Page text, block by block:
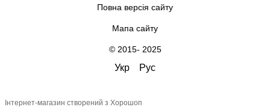
Повна версія сайту
Мапа сайту
© 2015- 2025
Укр Рус
Інтернет-магазин створений з Хорошоп